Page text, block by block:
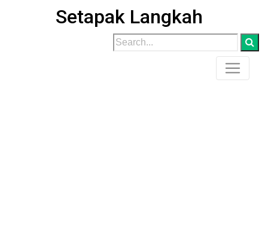
Setapak Langkah
Wisata Banten
Wisata Banten mengulas destinasi pariwisata Banten
seperti kulinernya, religinya, fashionnya, dan alamnya.